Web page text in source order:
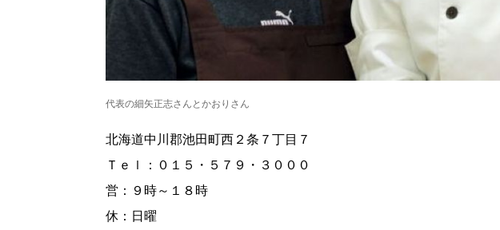
代表の細矢正志さんとかおりさん
北海道中川郡池田町西２条７丁目７
Ｔｅｌ：０１５・５７９・３０００
営：９時～１８時
休：日曜